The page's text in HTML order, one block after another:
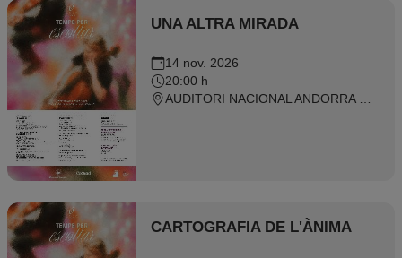
UNA ALTRA MIRADA
14 nov. 2026
20:00 h
AUDITORI NACIONAL ANDORRA 2026 - Ordino
CARTOGRAFIA DE L'ÀNIMA